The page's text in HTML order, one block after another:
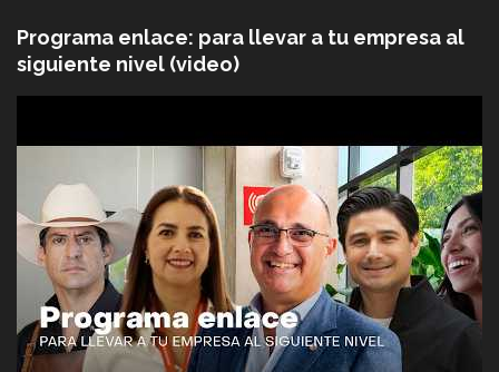
Programa enlace: para llevar a tu empresa al
siguiente nivel (video)